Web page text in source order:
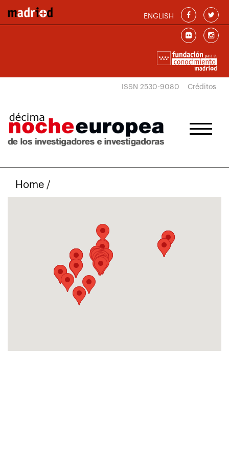
ENGLISH
ISSN 2530-9080 Créditos
Home /